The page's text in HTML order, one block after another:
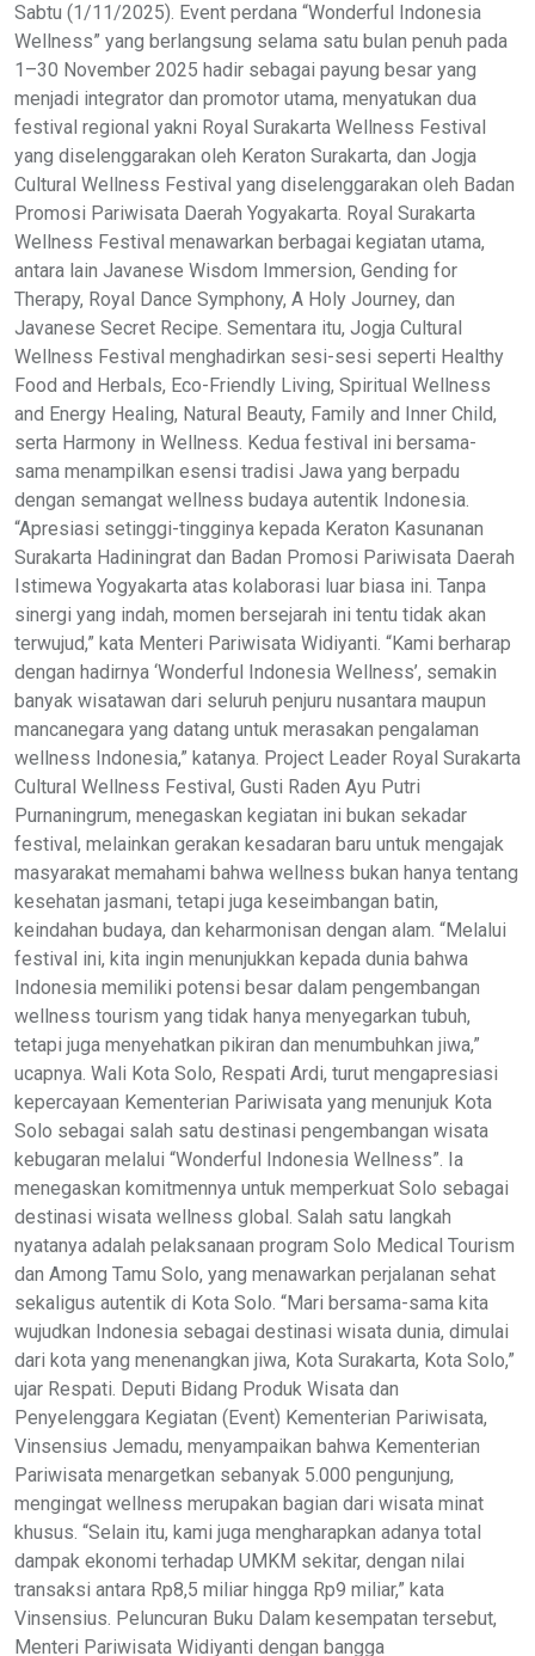
Sabtu (1/11/2025). Event perdana “Wonderful Indonesia
Wellness” yang berlangsung selama satu bulan penuh pada
1–30 November 2025 hadir sebagai payung besar yang
menjadi integrator dan promotor utama, menyatukan dua
festival regional yakni Royal Surakarta Wellness Festival
yang diselenggarakan oleh Keraton Surakarta, dan Jogja
Cultural Wellness Festival yang diselenggarakan oleh Badan
Promosi Pariwisata Daerah Yogyakarta. Royal Surakarta
Wellness Festival menawarkan berbagai kegiatan utama,
antara lain Javanese Wisdom Immersion, Gending for
Therapy, Royal Dance Symphony, A Holy Journey, dan
Javanese Secret Recipe. Sementara itu, Jogja Cultural
Wellness Festival menghadirkan sesi-sesi seperti Healthy
Food and Herbals, Eco-Friendly Living, Spiritual Wellness
and Energy Healing, Natural Beauty, Family and Inner Child,
serta Harmony in Wellness. Kedua festival ini bersama-
sama menampilkan esensi tradisi Jawa yang berpadu
dengan semangat wellness budaya autentik Indonesia.
“Apresiasi setinggi-tingginya kepada Keraton Kasunanan
Surakarta Hadiningrat dan Badan Promosi Pariwisata Daerah
Istimewa Yogyakarta atas kolaborasi luar biasa ini. Tanpa
sinergi yang indah, momen bersejarah ini tentu tidak akan
terwujud,” kata Menteri Pariwisata Widiyanti. “Kami berharap
dengan hadirnya ‘Wonderful Indonesia Wellness’, semakin
banyak wisatawan dari seluruh penjuru nusantara maupun
mancanegara yang datang untuk merasakan pengalaman
wellness Indonesia,” katanya. Project Leader Royal Surakarta
Cultural Wellness Festival, Gusti Raden Ayu Putri
Purnaningrum, menegaskan kegiatan ini bukan sekadar
festival, melainkan gerakan kesadaran baru untuk mengajak
masyarakat memahami bahwa wellness bukan hanya tentang
kesehatan jasmani, tetapi juga keseimbangan batin,
keindahan budaya, dan keharmonisan dengan alam. “Melalui
festival ini, kita ingin menunjukkan kepada dunia bahwa
Indonesia memiliki potensi besar dalam pengembangan
wellness tourism yang tidak hanya menyegarkan tubuh,
tetapi juga menyehatkan pikiran dan menumbuhkan jiwa,”
ucapnya. Wali Kota Solo, Respati Ardi, turut mengapresiasi
kepercayaan Kementerian Pariwisata yang menunjuk Kota
Solo sebagai salah satu destinasi pengembangan wisata
kebugaran melalui “Wonderful Indonesia Wellness”. Ia
menegaskan komitmennya untuk memperkuat Solo sebagai
destinasi wisata wellness global. Salah satu langkah
nyatanya adalah pelaksanaan program Solo Medical Tourism
dan Among Tamu Solo, yang menawarkan perjalanan sehat
sekaligus autentik di Kota Solo. “Mari bersama-sama kita
wujudkan Indonesia sebagai destinasi wisata dunia, dimulai
dari kota yang menenangkan jiwa, Kota Surakarta, Kota Solo,”
ujar Respati. Deputi Bidang Produk Wisata dan
Penyelenggara Kegiatan (Event) Kementerian Pariwisata,
Vinsensius Jemadu, menyampaikan bahwa Kementerian
Pariwisata menargetkan sebanyak 5.000 pengunjung,
mengingat wellness merupakan bagian dari wisata minat
khusus. “Selain itu, kami juga mengharapkan adanya total
dampak ekonomi terhadap UMKM sekitar, dengan nilai
transaksi antara Rp8,5 miliar hingga Rp9 miliar,” kata
Vinsensius. Peluncuran Buku Dalam kesempatan tersebut,
Menteri Pariwisata Widiyanti dengan bangga